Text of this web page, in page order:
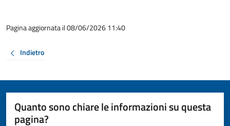
Pagina aggiornata il 08/06/2026 11:40
Indietro
Quanto sono chiare le informazioni su questa
pagina?